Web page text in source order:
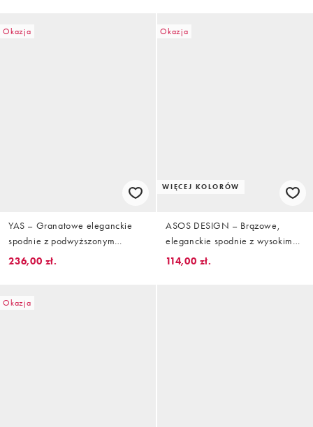
Okazja
YAS – Granatowe eleganckie
spodnie z podwyższonym
stanem, część zestawu
236,00 zł.
Okazja
WIĘCEJ KOLORÓW
ASOS DESIGN – Brązowe,
eleganckie spodnie z wysokim
stanem, prostymi nogawkami i
114,00 zł.
Okazja